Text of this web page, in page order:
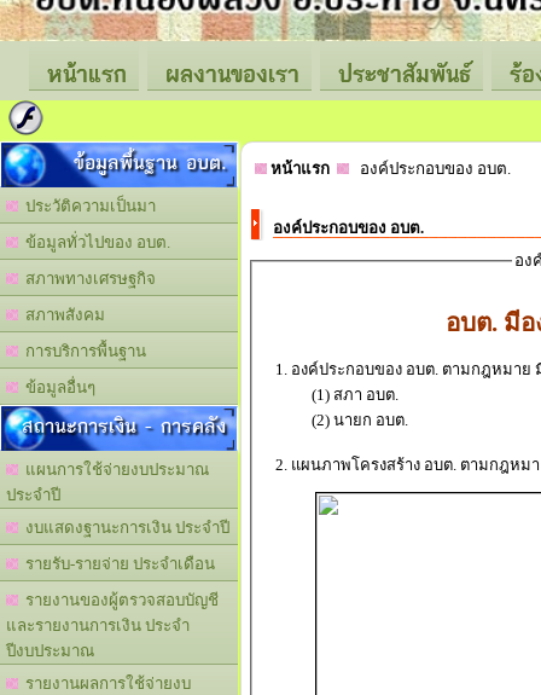
หน้าแรก ผลงานของเรา ประชาสัมพันธ์ ร้
ข้อมูลพื้นฐาน อบต.
ประวัติความเป็นมา
ข้อมูลทั่วไปของ อบต.
สภาพทางเศรษฐกิจ
สภาพสังคม
การบริการพื้นฐาน
ข้อมูลอื่นๆ
สถานะการเงิน - การคลัง
แผนการใช้จ่ายงบประมาณ
ประจำปี
งบแสดงฐานะการเงิน ประจำปี
รายรับ-รายจ่าย ประจำเดือน
รายงานของผู้ตรวจสอบบัญชี
และรายงานการเงิน ประจำ
ปีงบประมาณ
รายงานผลการใช้จ่ายงบ
หน้าแรก องค์ประกอบของ อบต.
องค์ประกอบของ อบต.
อง
อบต. มีอ
1. องค์ประกอบของ อบต. ตามกฎหมาย
(1) สภา อบต.
(2) นายก อบต.
2. แผนภาพโครงสร้าง อบต. ตามกฎหม